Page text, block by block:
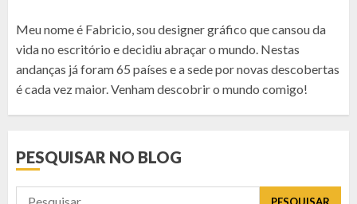
Meu nome é Fabricio, sou designer gráfico que cansou da
vida no escritório e decidiu abraçar o mundo. Nestas
andanças já foram 65 países e a sede por novas descobertas
é cada vez maior. Venham descobrir o mundo comigo!
PESQUISAR NO BLOG
Pesquisar